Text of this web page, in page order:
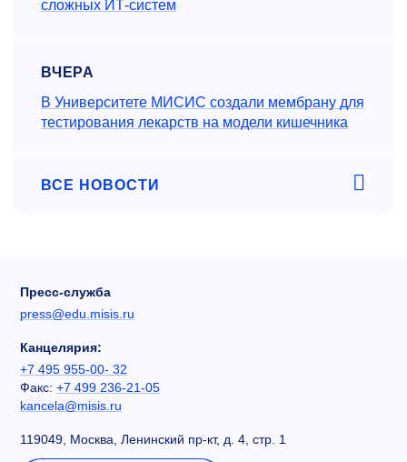
сложных ИТ-систем
ВЧЕРА
В Университете МИСИС создали мембрану для
тестирования лекарств на модели кишечника
ВСЕ НОВОСТИ
Пресс-служба
press@edu.misis.ru
Канцелярия:
+7 495 955-00- 32
Факс: +7 499 236-21-05
kancela@misis.ru
119049, Москва, Ленинский пр-кт, д. 4, стр. 1